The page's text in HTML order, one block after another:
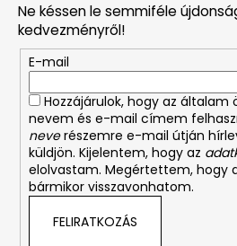
Ne késsen le semmiféle
kedvezményről!
E-mail
Hozzájárulok, hogy az
nevem és e-mail címem
neverészemre e-mail útján
küldjön. Kijelentem, hogy az
elolvastam. Megértettem, hogy
bármikor visszavonhatom.
FELIRATKOZÁS